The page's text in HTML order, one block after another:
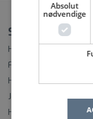
Spørgsmål?
Hvordan ændrer eller
Find rundt på
Hvordan opretter jeg
Jeg har glemt mit
Hvordan ændrer jeg
Absolut
nødvendige